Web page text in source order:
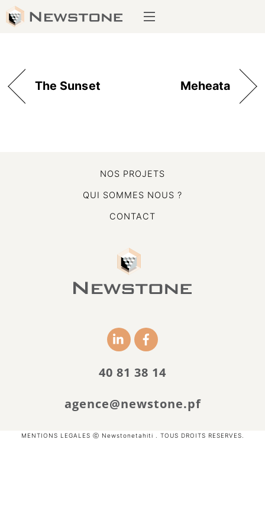
Skip
Menu
The Sunset Meheata
NOS PROJETS
QUI SOMMES NOUS ?
CONTACT
Icon
label
Icon
label
40 81 38 14
agence@newstone.pf
MENTIONS LEGALES ⓒ Newstonetahiti . TOUS DROITS RESERVES.